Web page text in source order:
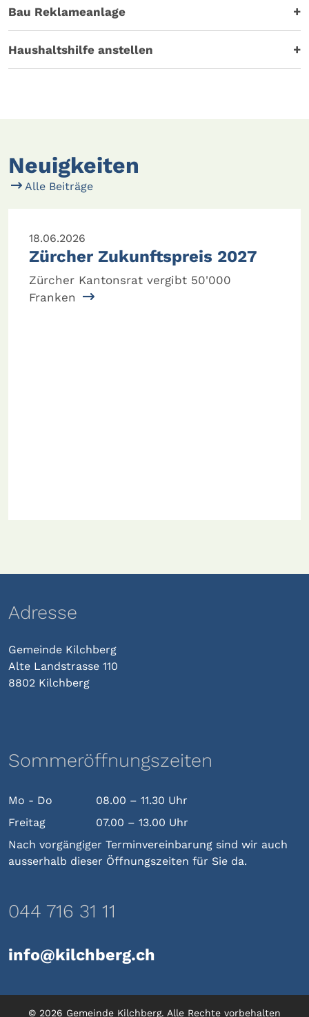
Bau Reklameanlage
Haushaltshilfe anstellen
Neuigkeiten
Alle Beiträge
18.06.2026
Zürcher Zukunftspreis 2027
Zürcher Kantonsrat vergibt 50'000
Franken
Adresse
Gemeinde Kilchberg
Alte Landstrasse 110
8802 Kilchberg
Sommeröffnungszeiten
Mo - Do
08.00 – 11.30 Uhr
Freitag
07.00 – 13.00 Uhr
Nach vorgängiger Terminvereinbarung sind wir auch
ausserhalb dieser Öffnungszeiten für Sie da.
044 716 31 11
info@kilchberg.ch
© 2026 Gemeinde Kilchberg. Alle Rechte vorbehalten